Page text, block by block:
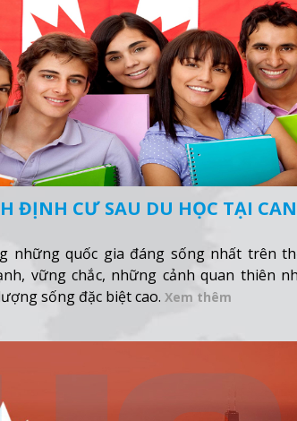
ĐỊNH CƯ SAU DU HỌC TẠI
những quốc gia đáng sống nhất trên
vững chắc, những cảnh quan thiên
sống đặc biệt cao. Xem thêm